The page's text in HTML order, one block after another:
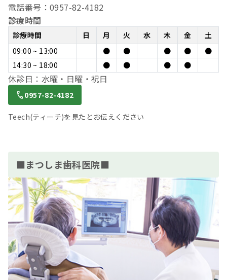
電話番号：0957-82-4182
診療時間
診療時間 日 月 火 水 木 金
土
09:00 ~ 13:00
● ● ● ●
●
14:30 ~ 18:00
● ● ● ●
休診日：水曜・日曜・祝日
0957-82-4182
Teech(ティーチ)を見たとお伝えください
■まつしま歯科医院■